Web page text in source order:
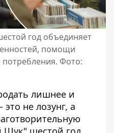
год объединяет
помощи
потребления. Фото:
лишнее и
это не лозунг, а